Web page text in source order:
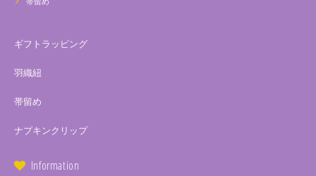
ギフトラッピング
羽織紐
帯留め
ナプキンクリップ
Information